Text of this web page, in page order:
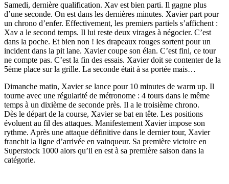
Samedi, dernière qualification. Xav est bien parti. Il gagne plus
d’une seconde. On est dans les dernières minutes. Xavier part pour
un chrono d’enfer. Effectivement, les premiers partiels s’affichent :
Xav a le second temps. Il lui reste deux virages à négocier. C’est
dans la poche. Et bien non ! les drapeaux rouges sortent pour un
incident dans la pit lane. Xavier coupe son élan. C’est fini, ce tour
ne compte pas. C’est la fin des essais. Xavier doit se contenter de la
5ème place sur la grille. La seconde était à sa portée mais…
Dimanche matin, Xavier se lance pour 10 minutes de warm up. Il
tourne avec une régularité de métronome : 4 tours dans le même
temps à un dixième de seconde près. Il a le troisième chrono.
Dès le départ de la course, Xavier se bat en tête. Les positions
évoluent au fil des attaques. Manifestement Xavier impose son
rythme. Après une attaque définitive dans le dernier tour, Xavier
franchit la ligne d’arrivée en vainqueur. Sa première victoire en
Superstock 1000 alors qu’il en est à sa première saison dans la
catégorie.